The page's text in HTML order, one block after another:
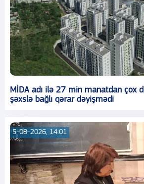
MİDA adı ilə 27 min manatdan çox
şəxslə bağlı qərar dəyişmədi
5-08-2026, 14:01